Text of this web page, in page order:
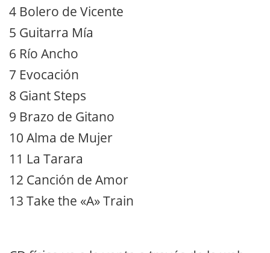
4 Bolero de Vicente
5 Guitarra Mía
6 Río Ancho
7 Evocación
8 Giant Steps
9 Brazo de Gitano
10 Alma de Mujer
11 La Tarara
12 Canción de Amor
13 Take the «A» Train